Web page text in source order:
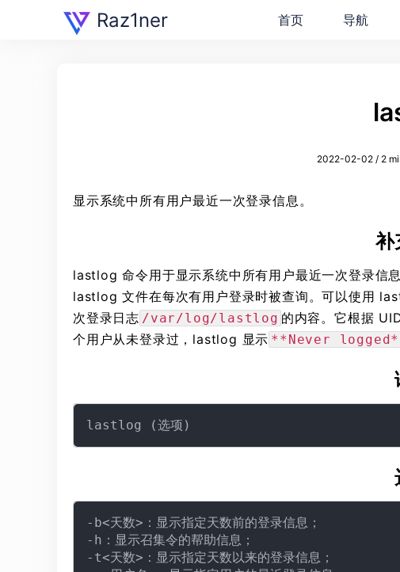
Raz1ner 首页 导航
2022-02-02 / 2
显示系统中所有用户最近一次登录信息。
补
lastlog 命令用于显示系统中所有用户最近一次登录信息
lastlog 文件在每次有用户登录时被查询。可以使用
次登录日志 /var/log/lastlog 的内容。它根据
个用户从未登录过，lastlog 显示 **Never
-b<天数>：显示指定天数前的登录信息；
-h：显示召集令的帮助信息；
-t<天数>：显示指定天数以来的登录信息；